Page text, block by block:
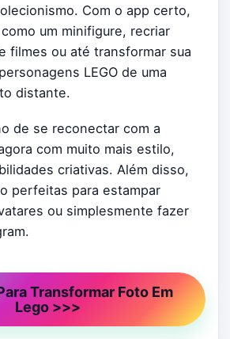
Com o app certo,
um minifigure, recriar
filmes ou até transformar sua
LEGO de uma
distante.
de se reconectar com a
com muito mais estilo,
criativas. Além disso,
perfeitas para estampar
ou simplesmente fazer
Transformar Foto Em
Lego >>>